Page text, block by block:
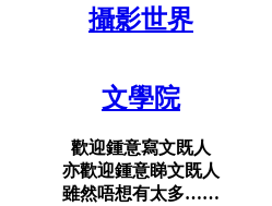
攝影世界
文學院
歡迎鍾意寫文既人
亦歡迎鍾意睇文既人
雖然唔想有太多……